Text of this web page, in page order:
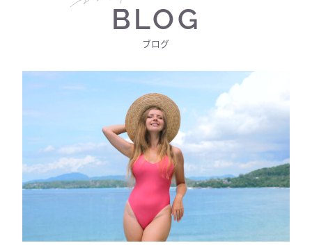
BLOG
ブログ